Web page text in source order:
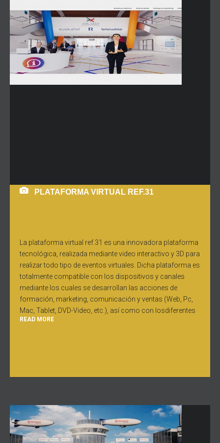
PLATAFORMA VIRTUAL REF.31
La plataforma virtual ref.31 es una innovadora plataforma
tecnológica, realizada mediante video interactivo y 3D para
realizar todo tipo de eventos virtuales. Dicha plataforma es
totalmente compatible con los dispositivos y canales
mediante los cuales se desarrollan las acciones de
formación, marketing, comunicación y ventas (Web, Pc,
Mac, Tablet, DVD-Video, etc.), así como con losdiferentes
READ MORE